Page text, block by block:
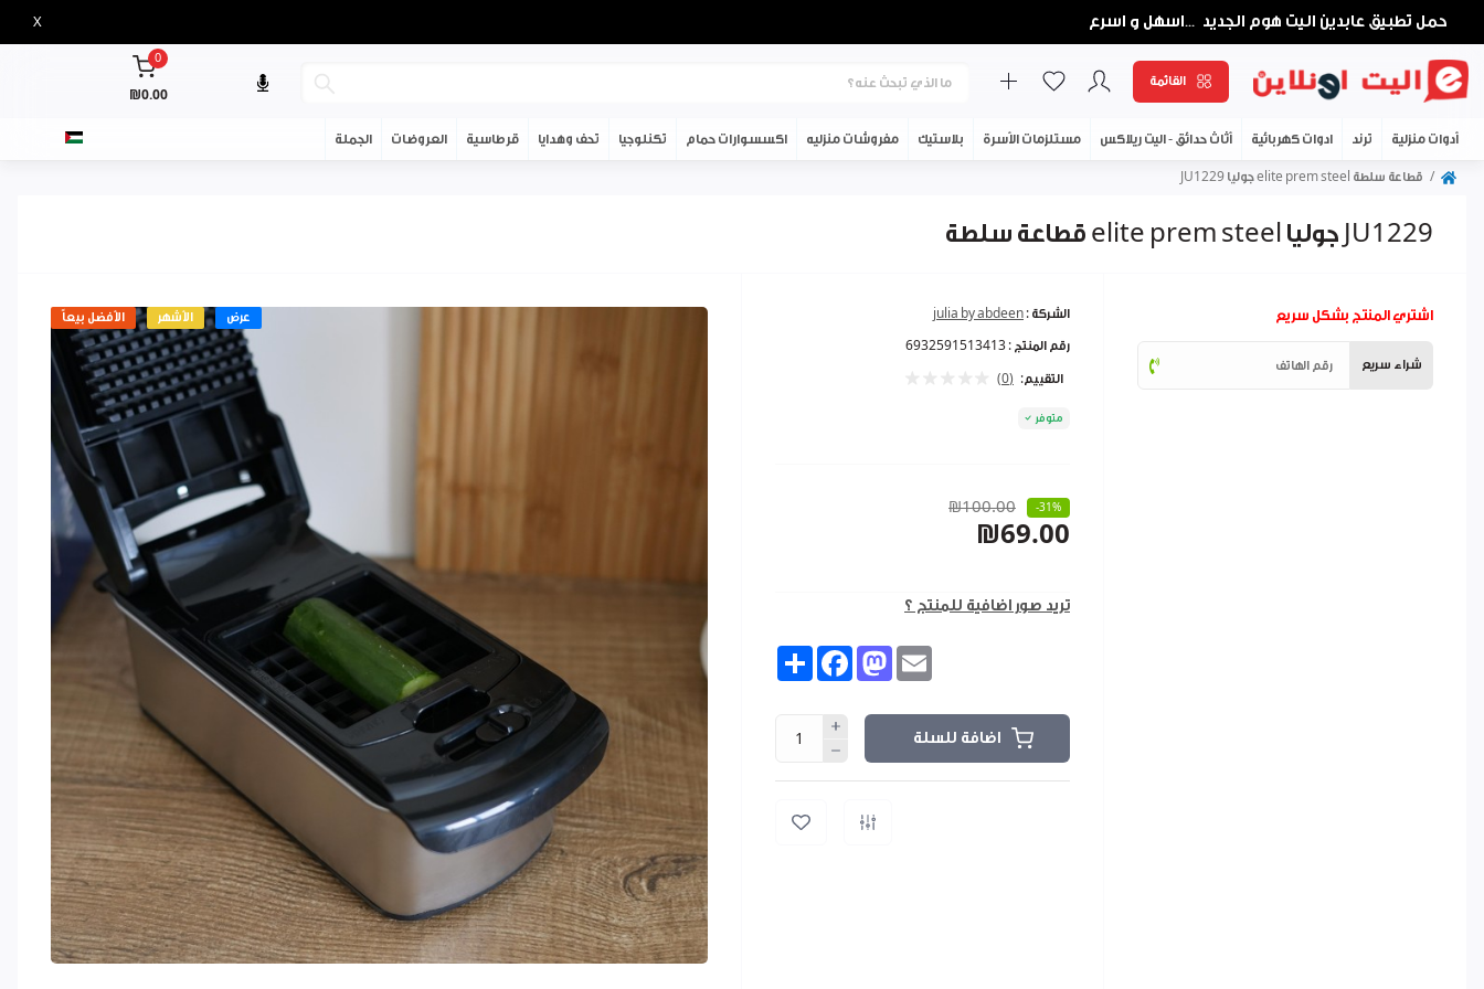
حمل تطبيق عابدين اليت هوم الجديد ...اسهل و اسرع X
القائمة
0
₪0.00
أدوات منزلية ترند ادوات كهربائية أثاث حدائق - اليت ريلاكس مستلزمات الأسرة بلاستيك مفروشات منزليه اكسسوارات حمام تكنلوجيا تحف وهدايا قرطاسية العروضات الجملة
قطاعة سلطة elite prem steel جوليا JU1229
قطاعة سلطة elite prem steel جوليا JU1229
الأفضل بيعاً الأشهر عرض الشركة : julia by abdeen
رقم المنتج : 6932591513413
التقييم: (0)
متوفر
₪100.00 -31%
₪69.00
تريد صور اضافية للمنتج ؟
Share FacebookMastodon
اضافة للسلة
اشتري المنتج بشكل سريع
شراء سريع